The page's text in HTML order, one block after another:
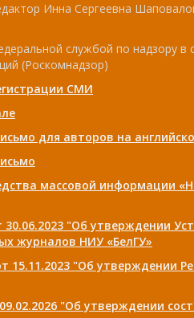
Инна Сергеевна
службой по надзору
(Роскомнадзор)
СМИ
для авторов на
массовой информации
"Об утверждении
журналов НИУ «БелГУ»
15.11.2023 "Об утверждении
"Об утверждении